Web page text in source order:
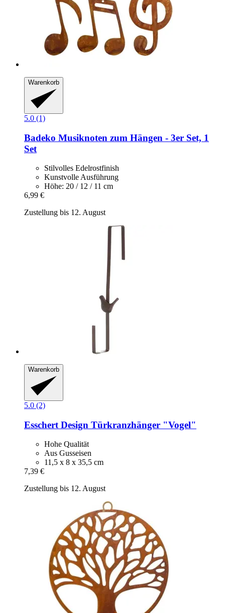
Warenkorb
5.0 (1)
Badeko Musiknoten zum Hängen -​ 3er Set, 1
Set
Stilvolles Edelrostfinish
Kunstvolle Ausführung
Höhe: 20 / 12 / 11 cm
6,99 €
Zustellung bis 12. August
Warenkorb
5.0 (2)
Esschert Design Türkranzhänger "Vogel"
Hohe Qualität
Aus Gusseisen
11,5 x 8 x 35,5 cm
7,39 €
Zustellung bis 12. August